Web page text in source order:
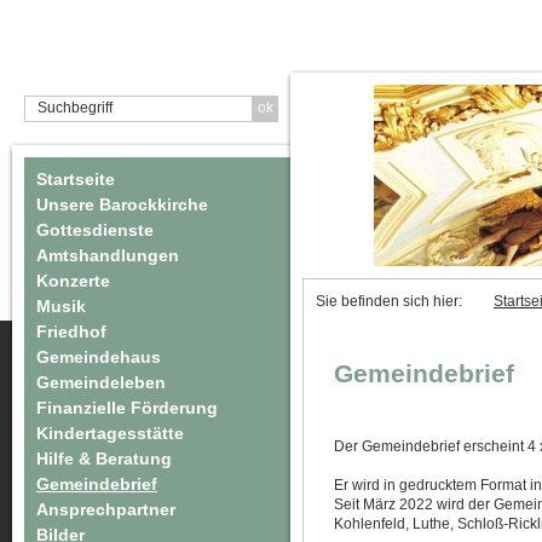
Startseite
Unsere Barockkirche
Gottesdienste
Amtshandlungen
Konzerte
Musik
Friedhof
Gemeindehaus
Gemeindeleben
Finanzielle Förderung
Kindertagesstätte
Hilfe & Beratung
Gemeindebrief
Ansprechpartner
Bilder
Sie befinden sich hier:
Gemeindebrief
Der Gemeindebrief erscheint
Er wird in gedrucktem Format
Seit März 2022 wird der
Kohlenfeld, Luthe, Schloß-